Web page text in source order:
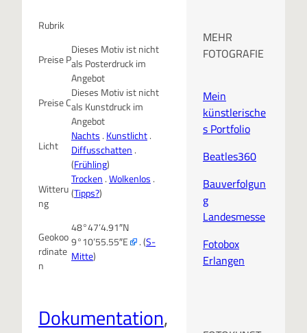
Rubrik
Preise P
Dieses Motiv ist nicht
als Posterdruck im
Angebot
Preise C
Dieses Motiv ist nicht
als Kunstdruck im
Angebot
Licht
Nachts . Kunstlicht.
Diffusschatten .
(Frühling)
Witteru
ng
Trocken .Wolkenlos .
(Tipps?)
Geokoo
rdinate
n
48°47’4.91″N
9°10’55.55″E
. (S-
Mitte)
Dokumentation
MEHR
FOTOGRAFIE
Mein
künstlerische
s Portfolio
Beatles360
Bauverfolgun
g
Landesmesse
Fotobox
Erlangen